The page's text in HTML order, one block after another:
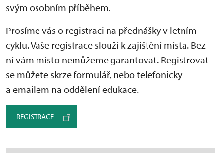
svým osobním příběhem.
Prosíme vás o registraci na přednášky v letním
cyklu. Vaše registrace slouží k zajištění místa. Bez
ní vám místo nemůžeme garantovat. Registrovat
se můžete skrze formulář, nebo telefonicky
a emailem na oddělení edukace.
REGISTRACE